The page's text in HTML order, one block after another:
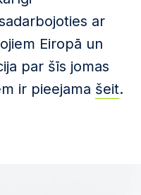
ar
Eiropā un
par šīs jomas
ir pieejama šeit.